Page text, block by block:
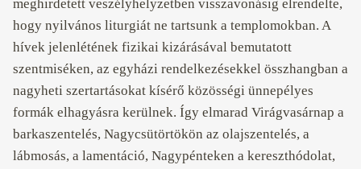
meghirdetett veszélyhelyzetben visszavonásig elrendelte,
hogy nyilvános liturgiát ne tartsunk a templomokban. A
hívek jelenlétének fizikai kizárásával bemutatott
szentmiséken, az egyházi rendelkezésekkel összhangban a
nagyheti szertartásokat kísérő közösségi ünnepélyes
formák elhagyásra kerülnek. Így elmarad Virágvasárnap a
barkaszentelés, Nagycsütörtökön az olajszentelés, a
lábmosás, a lamentáció, Nagypénteken a kereszthódolat,